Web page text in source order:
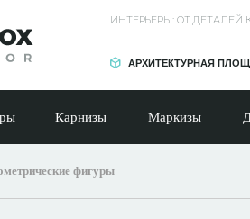
ИНТЕРЬЕРЫ: ОТ
АРХИТЕКТУРНАЯ
Карнизы Маркизы
фигуры